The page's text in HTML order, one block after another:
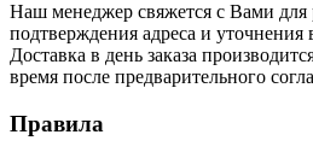
Наш менеджер свяжется с Вами для
подтверждения адреса и уточнения
Доставка в день заказа
время после предварительного
Правила